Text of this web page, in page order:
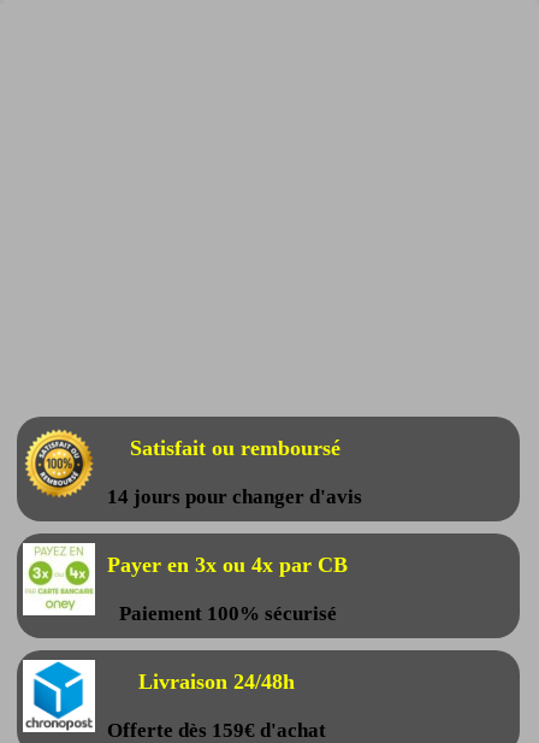
Satisfait ou remboursé
14 jours pour changer d'avis
Payer en 3x ou 4x par CB
Paiement 100% sécurisé
Livraison 24/48h
Offerte dès 159€ d'achat